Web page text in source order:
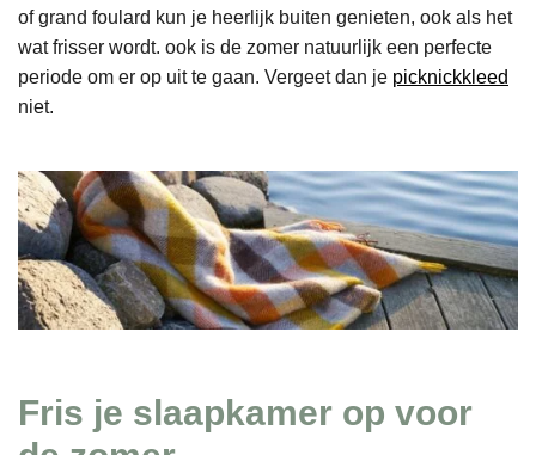
of grand foulard kun je heerlijk buiten genieten, ook als het
wat frisser wordt. ook is de zomer natuurlijk een perfecte
periode om er op uit te gaan. Vergeet dan je picknickkleed
niet.
Fris je slaapkamer op voor